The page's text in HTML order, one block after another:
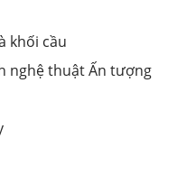
khối cầu
nghệ thuật Ấn tượng